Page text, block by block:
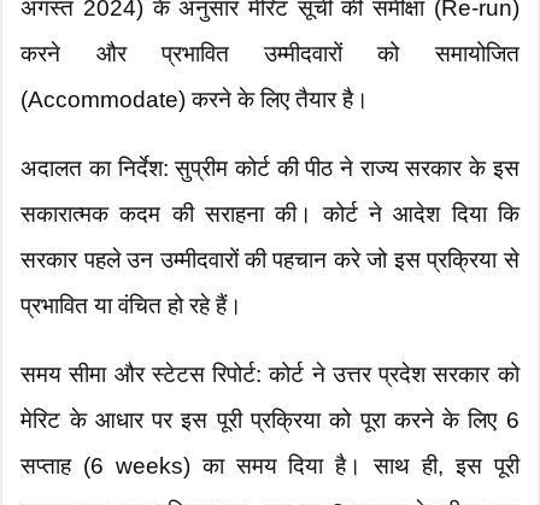
अगस्त 2024) के अनुसार मेरिट सूची की समीक्षा (Re-run)
करने और प्रभावित उम्मीदवारों को समायोजित
(Accommodate) करने के लिए तैयार है।
​अदालत का निर्देश: सुप्रीम कोर्ट की पीठ ने राज्य सरकार के इस
सकारात्मक कदम की सराहना की। कोर्ट ने आदेश दिया कि
सरकार पहले उन उम्मीदवारों की पहचान करे जो इस प्रक्रिया से
प्रभावित या वंचित हो रहे हैं।
​समय सीमा और स्टेटस रिपोर्ट: कोर्ट ने उत्तर प्रदेश सरकार को
मेरिट के आधार पर इस पूरी प्रक्रिया को पूरा करने के लिए 6
सप्ताह (6 weeks) का समय दिया है। साथ ही, इस पूरी